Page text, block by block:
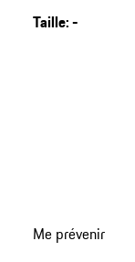
Taille:-
aux
Me prévenir